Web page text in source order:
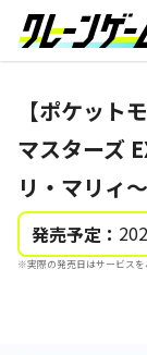
【ポケット
マスターズ
リ・マリィ～
発売予定：
※実際の発売日はサービスを